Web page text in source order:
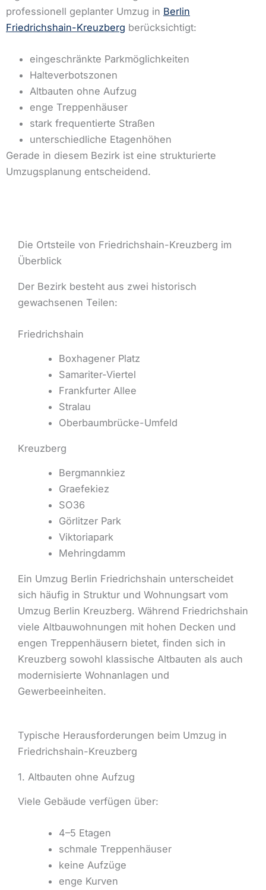
professionell geplanter Umzug in Berlin
Friedrichshain-Kreuzberg berücksichtigt:
eingeschränkte Parkmöglichkeiten
Halteverbotszonen
Altbauten ohne Aufzug
enge Treppenhäuser
stark frequentierte Straßen
unterschiedliche Etagenhöhen
Gerade in diesem Bezirk ist eine strukturierte
Umzugsplanung entscheidend.
Die Ortsteile von Friedrichshain-Kreuzberg im
Überblick
Der Bezirk besteht aus zwei historisch
gewachsenen Teilen:
Friedrichshain
Boxhagener Platz
Samariter-Viertel
Frankfurter Allee
Stralau
Oberbaumbrücke-Umfeld
Kreuzberg
Bergmannkiez
Graefekiez
SO36
Görlitzer Park
Viktoriapark
Mehringdamm
Ein Umzug Berlin Friedrichshain unterscheidet
sich häufig in Struktur und Wohnungsart vom
Umzug Berlin Kreuzberg. Während Friedrichshain
viele Altbauwohnungen mit hohen Decken und
engen Treppenhäusern bietet, finden sich in
Kreuzberg sowohl klassische Altbauten als auch
modernisierte Wohnanlagen und
Gewerbeeinheiten.
Typische Herausforderungen beim Umzug in
Friedrichshain-Kreuzberg
1. Altbauten ohne Aufzug
Viele Gebäude verfügen über:
4–5 Etagen
schmale Treppenhäuser
keine Aufzüge
enge Kurven